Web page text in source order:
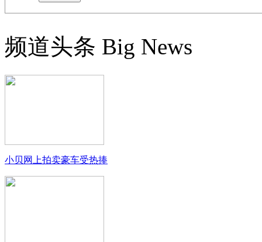
频道头条 Big News
小贝网上拍卖豪车受热捧